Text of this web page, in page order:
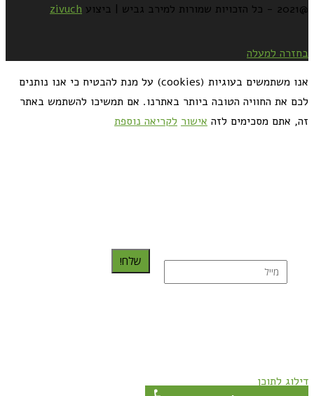
@2021 - כל הזכויות שמורות למירב גביש | ביצוע zivuch
בחזרה למעלה
אנו משתמשים בעוגיות (cookies) על מנת להבטיח כי אנו נותנים
לכם את החוויה הטובה ביותר באתרנו. אם תמשיכו להשתמש באתר
זה, אתם מסכימים לזה אישור לקריאה נוספת
שלח!
דילוג לתוכן